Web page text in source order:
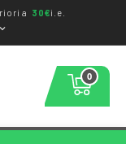
a 30€i.e.
0